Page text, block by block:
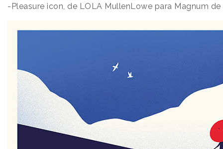
-Pleasure icon, de LOLA MullenLowe para Magnum de